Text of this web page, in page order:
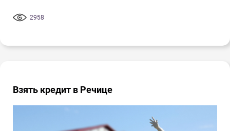
2958
Взять кредит в Речице